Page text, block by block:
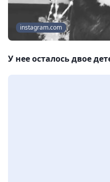
instagram.com
У нее осталось двое